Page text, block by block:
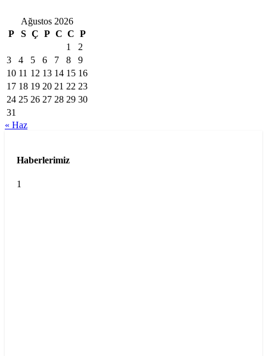
Ağustos 2026
P
S Ç P C C P
1
2
3
4 5 6 7 8
9
10 11 12 13 14 15 16
17 18 19 20 21 22 23
24 25 26 27 28 29 30
31
« Haz
Haberlerimiz
1